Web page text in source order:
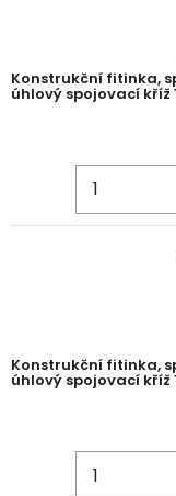
Konstrukční fitinka,
úhlový spojovací kříž
Konstrukční fitinka,
úhlový spojovací kříž